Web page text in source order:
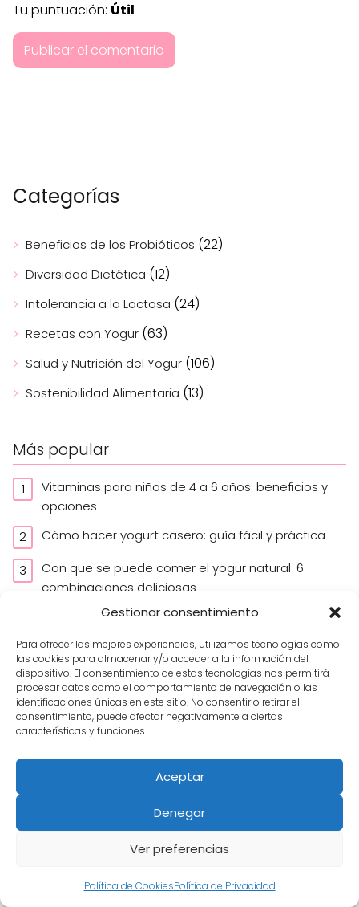
Gestionar consentimiento
Para ofrecer las mejores experiencias, utilizamos tecnologías como
las cookies para almacenar y/o acceder a la información del
dispositivo. El consentimiento de estas tecnologías nos permitirá
procesar datos como el comportamiento de navegación o las
identificaciones únicas en este sitio. No consentir o retirar el
consentimiento, puede afectar negativamente a ciertas
características y funciones.
Aceptar
Denegar
Ver preferencias
Política de CookiesPolítica de Privacidad
Tu puntuación: Útil
Categorías
Beneficios de los Probióticos (22)
Diversidad Dietética (12)
Intolerancia a la Lactosa (24)
Recetas con Yogur (63)
Salud y Nutrición del Yogur (106)
Sostenibilidad Alimentaria (13)
Más popular
Vitaminas para niños de 4 a 6 años: beneficios y
opciones
Cómo hacer yogurt casero: guía fácil y práctica
Con que se puede comer el yogur natural: 6
combinaciones deliciosas
Descubre el sabor único de Myka Greek Frozen
De que se alimentan los microorganismos del
yogur
Ultimas Entradas
¿Qué diferencia el kéfir del yogur?